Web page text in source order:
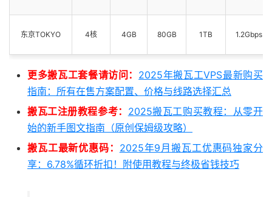
东京TOKYO 4核 4GB 80GB 1TB 1.2Gbps
更多搬瓦工套餐请访问： 2025年搬瓦工VPS最新购买
指南：所有在售方案配置、价格与线路选择汇总
搬瓦工注册教程参考： 2025搬瓦工购买教程：从零开
始的新手图文指南（原创保姆级攻略）
搬瓦工最新优惠码： 2025年9月搬瓦工优惠码独家分
享：6.78%循环折扣！附使用教程与终极省钱技巧